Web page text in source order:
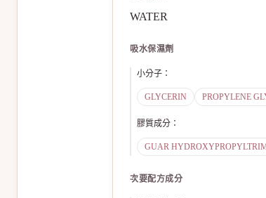
WATER
吸水保濕劑
小分子 ：
GLYCERIN PROPYLENE
膠質成分 ：
GUAR
次要配方成分